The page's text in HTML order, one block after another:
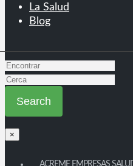
La Salud
Blog
×